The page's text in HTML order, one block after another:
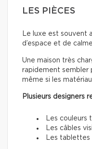
LES PIÈCES
Le luxe est souvent
d’espace et de
Une maison très
rapidement sembler
même si les
Plusieurs designers
Les couleurs
Les câbles
Les tablettes